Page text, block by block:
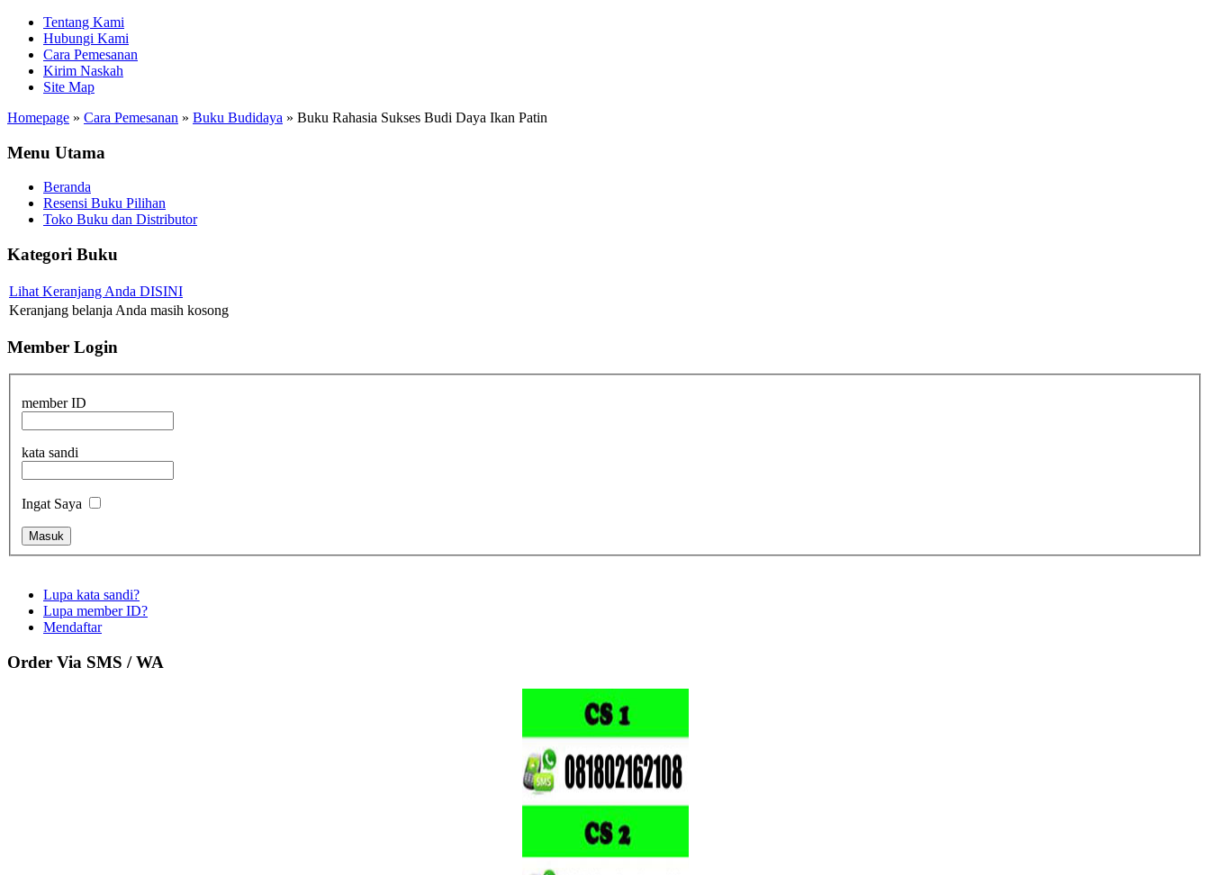
Tentang Kami
Hubungi Kami
Cara Pemesanan
Kirim Naskah
Site Map
Homepage » Cara Pemesanan » Buku Budidaya » Buku Rahasia Sukses Budi Daya Ikan Patin
Menu Utama
Beranda
Resensi Buku Pilihan
Toko Buku dan Distributor
Kategori Buku
Lihat Keranjang Anda DISINI
Keranjang belanja Anda masih kosong
Member Login
member ID
kata sandi
Ingat Saya
Lupa kata sandi?
Lupa member ID?
Mendaftar
Order Via SMS / WA